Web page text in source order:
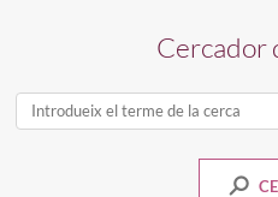
Cercador
Cerca